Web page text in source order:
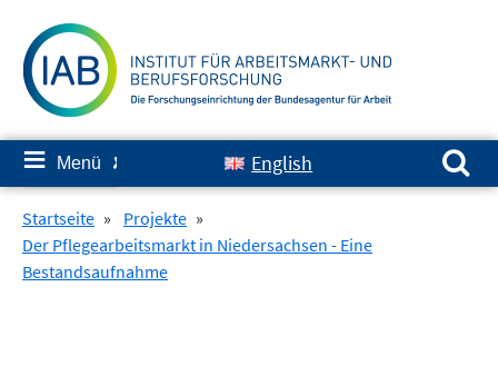
zum
Inhalt
≡ Menü ✘ English
Suchen nach:
Startseite » Projekte »
Der Pflegearbeitsmarkt in Niedersachsen - Eine
Bestandsaufnahme